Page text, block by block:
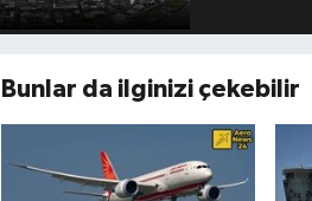
Bunlar da ilginizi çekebilir